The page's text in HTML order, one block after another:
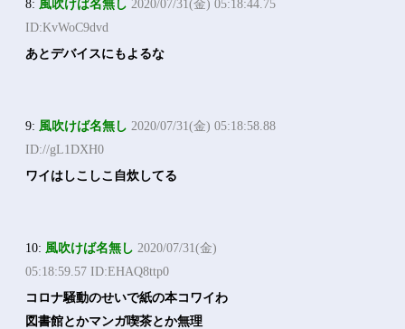
8: 風吹けば名無し 2020/07/31(金) 05:18:44.75
ID:KvWoC9dvd
あとデバイスにもよるな
9: 風吹けば名無し 2020/07/31(金) 05:18:58.88
ID://gL1DXH0
ワイはしこしこ自炊してる
10: 風吹けば名無し 2020/07/31(金)
05:18:59.57 ID:EHAQ8ttp0
コロナ騒動のせいで紙の本コワイわ
図書館とかマンガ喫茶とか無理